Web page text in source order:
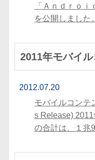
「Ａｎｄｒｏｉ
を公開しました。
2011年モバイ
2012.07.20
モバイルコンテ
s Release)
の合計は、１兆